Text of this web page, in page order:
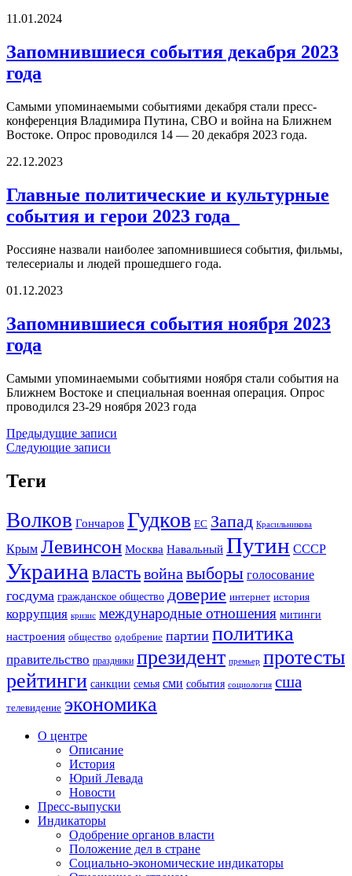
11.01.2024
Запомнившиеся события декабря 2023
года
Самыми упоминаемыми событиями декабря стали пресс-
конференция Владимира Путина, СВО и война на Ближнем
Востоке. Опрос проводился 14 — 20 декабря 2023 года.
22.12.2023
Главные политические и культурные
события и герои 2023 года
Россияне назвали наиболее запомнившиеся события, фильмы,
телесериалы и людей прошедшего года.
01.12.2023
Запомнившиеся события ноября 2023
года
Самыми упоминаемыми событиями ноября стали события на
Ближнем Востоке и специальная военная операция. Опрос
проводился 23-29 ноября 2023 года
Навигация
по
записям
Предыдущие записи
Следующие записи
Теги
Волков Гончаров Гудков ЕС Запад Красильникова
Крым Левинсон Москва Навальный Путин СССР
Украина властьвойна выборы голосование
госдума гражданское общество доверие интернет история
коррупция кризис международные отношения митинги
настроения общество одобрение партии политика
правительство праздники президент премьер протесты
рейтинги санкции семья сми события социология сша
телевидение экономика
О центре
Описание
История
Юрий Левада
Новости
Пресс-выпуски
Индикаторы
Одобрение органов власти
Положение дел в стране
Социально-экономические индикаторы